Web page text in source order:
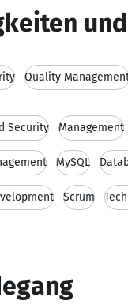
Quality
Security Management
MySQL
Scrum